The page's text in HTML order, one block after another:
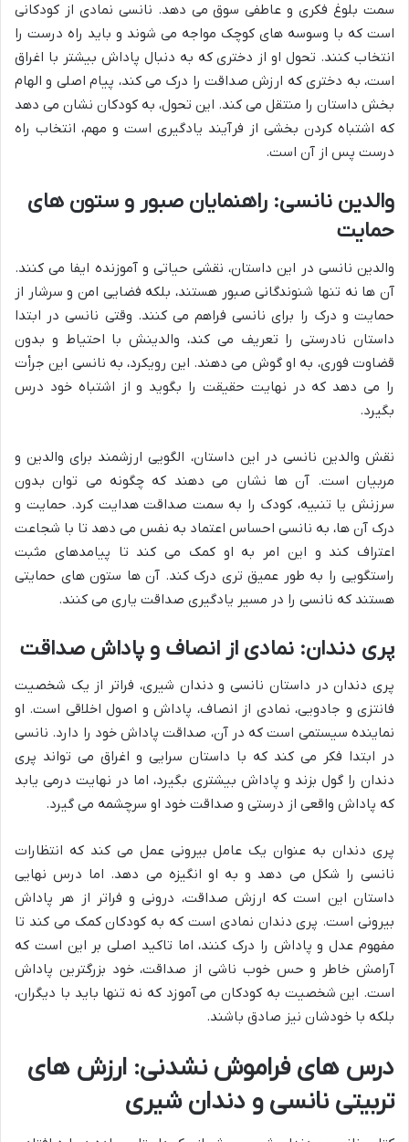
سمت بلوغ فکری و عاطفی سوق می دهد. نانسی نمادی از کودکانی
است که با وسوسه های کوچک مواجه می شوند و باید راه درست را
انتخاب کنند. تحول او از دختری که به دنبال پاداش بیشتر با اغراق
است، به دختری که ارزش صداقت را درک می کند، پیام اصلی و الهام
بخش داستان را منتقل می کند. این تحول، به کودکان نشان می دهد
که اشتباه کردن بخشی از فرآیند یادگیری است و مهم، انتخاب راه
درست پس از آن است.
والدین نانسی: راهنمایان صبور و ستون های
حمایت
والدین نانسی در این داستان، نقشی حیاتی و آموزنده ایفا می کنند.
آن ها نه تنها شنوندگانی صبور هستند، بلکه فضایی امن و سرشار از
حمایت و درک را برای نانسی فراهم می کنند. وقتی نانسی در ابتدا
داستان نادرستی را تعریف می کند، والدینش با احتیاط و بدون
قضاوت فوری، به او گوش می دهند. این رویکرد، به نانسی این جرأت
را می دهد که در نهایت حقیقت را بگوید و از اشتباه خود درس
بگیرد.
نقش والدین نانسی در این داستان، الگویی ارزشمند برای والدین و
مربیان است. آن ها نشان می دهند که چگونه می توان بدون
سرزنش یا تنبیه، کودک را به سمت صداقت هدایت کرد. حمایت و
درک آن ها، به نانسی احساس اعتماد به نفس می دهد تا با شجاعت
اعتراف کند و این امر به او کمک می کند تا پیامدهای مثبت
راستگویی را به طور عمیق تری درک کند. آن ها ستون های حمایتی
هستند که نانسی را در مسیر یادگیری صداقت یاری می کنند.
پری دندان: نمادی از انصاف و پاداش صداقت
پری دندان در داستان نانسی و دندان شیری، فراتر از یک شخصیت
فانتزی و جادویی، نمادی از انصاف، پاداش و اصول اخلاقی است. او
نماینده سیستمی است که در آن، صداقت پاداش خود را دارد. نانسی
در ابتدا فکر می کند که با داستان سرایی و اغراق می تواند پری
دندان را گول بزند و پاداش بیشتری بگیرد، اما در نهایت درمی یابد
که پاداش واقعی از درستی و صداقت خود او سرچشمه می گیرد.
پری دندان به عنوان یک عامل بیرونی عمل می کند که انتظارات
نانسی را شکل می دهد و به او انگیزه می دهد. اما درس نهایی
داستان این است که ارزش صداقت، درونی و فراتر از هر پاداش
بیرونی است. پری دندان نمادی است که به کودکان کمک می کند تا
مفهوم عدل و پاداش را درک کنند، اما تاکید اصلی بر این است که
آرامش خاطر و حس خوب ناشی از صداقت، خود بزرگترین پاداش
است. این شخصیت به کودکان می آموزد که نه تنها باید با دیگران،
بلکه با خودشان نیز صادق باشند.
درس های فراموش نشدنی: ارزش های
تربیتی نانسی و دندان شیری